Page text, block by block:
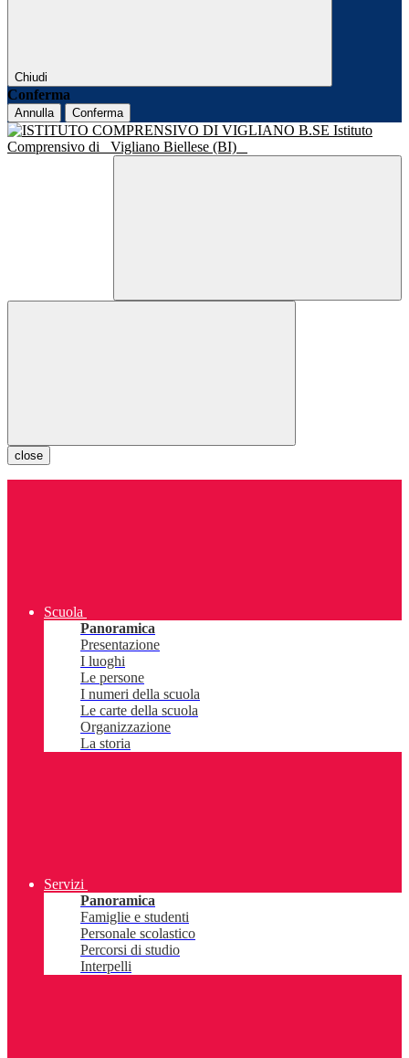
Chiudi
Conferma
Annulla Conferma
Istituto
Comprensivo di
Vigliano Biellese (BI)
close
Scuola
Panoramica
Presentazione
I luoghi
Le persone
I numeri della scuola
Le carte della scuola
Organizzazione
La storia
Servizi
Panoramica
Famiglie e studenti
Personale scolastico
Percorsi di studio
Interpelli